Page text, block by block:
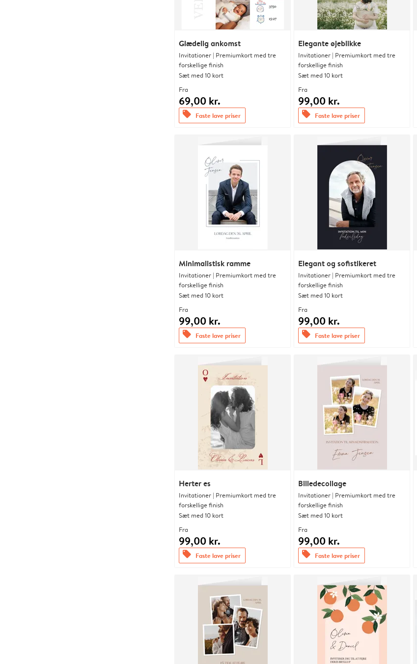
Glædelig ankomst
Invitationer | Premiumkort med tre
forskellige finish
Sæt med 10 kort
Fra
69,00 kr.
offers Faste lave priser
Elegante øjeblikke
Invitationer | Premiumkort med tre
forskellige finish
Sæt med 10 kort
Fra
99,00 kr.
offers Faste lave priser
Minimalistisk ramme
Invitationer | Premiumkort med tre
forskellige finish
Sæt med 10 kort
Fra
99,00 kr.
offers Faste lave priser
Elegant og sofistikeret
Invitationer | Premiumkort med tre
forskellige finish
Sæt med 10 kort
Fra
99,00 kr.
offers Faste lave priser
Herter es
Invitationer | Premiumkort med tre
forskellige finish
Sæt med 10 kort
Fra
99,00 kr.
offers Faste lave priser
Billedecollage
Invitationer | Premiumkort med tre
forskellige finish
Sæt med 10 kort
Fra
99,00 kr.
offers Faste lave priser